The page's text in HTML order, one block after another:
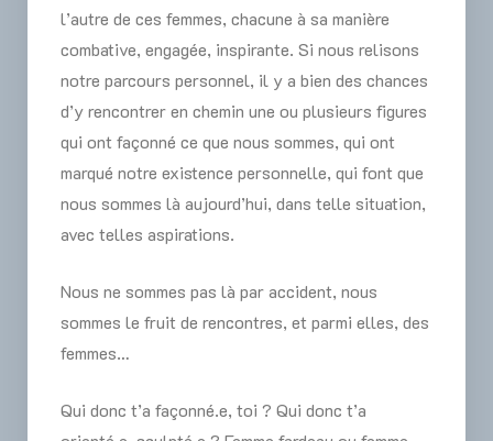
l’autre de ces femmes, chacune à sa manière
combative, engagée, inspirante. Si nous relisons
notre parcours personnel, il y a bien des chances
d’y rencontrer en chemin une ou plusieurs figures
qui ont façonné ce que nous sommes, qui ont
marqué notre existence personnelle, qui font que
nous sommes là aujourd’hui, dans telle situation,
avec telles aspirations.
Nous ne sommes pas là par accident, nous
sommes le fruit de rencontres, et parmi elles, des
femmes…
Qui donc t’a façonné.e, toi ? Qui donc t’a